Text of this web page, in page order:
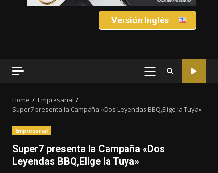
Versión Inglés
PRIMARY
Home
Empresarial
Super7 presenta la Campaña «Dos Leyendas BBQ,Elige la Tuya»
Empresarial
Super7 presenta la Campaña «Dos
Leyendas BBQ,Elige la Tuya»